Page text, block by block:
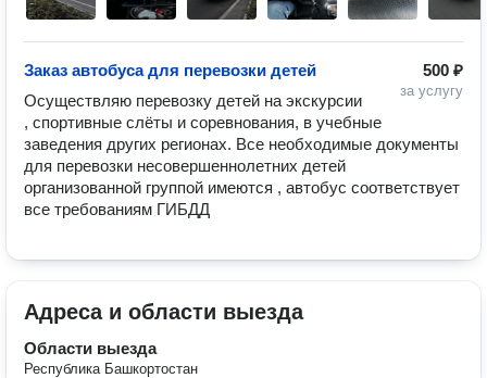
500 ₽
за услугу
Заказ автобуса для перевозки детей
Осуществляю перевозку детей на экскурсии
, спортивные слёты и соревнования, в учебные
заведения других регионах. Все необходимые документы
для перевозки несовершеннолетних детей
организованной группой имеются , автобус соответствует
Адреса и области выезда
Области выезда
Республика Башкортостан